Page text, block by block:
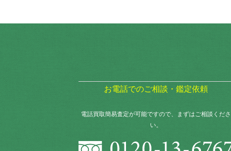
お電話でのご相談・鑑定依頼
電話買取簡易査定が可能ですので、まずはご相談くださ
い。